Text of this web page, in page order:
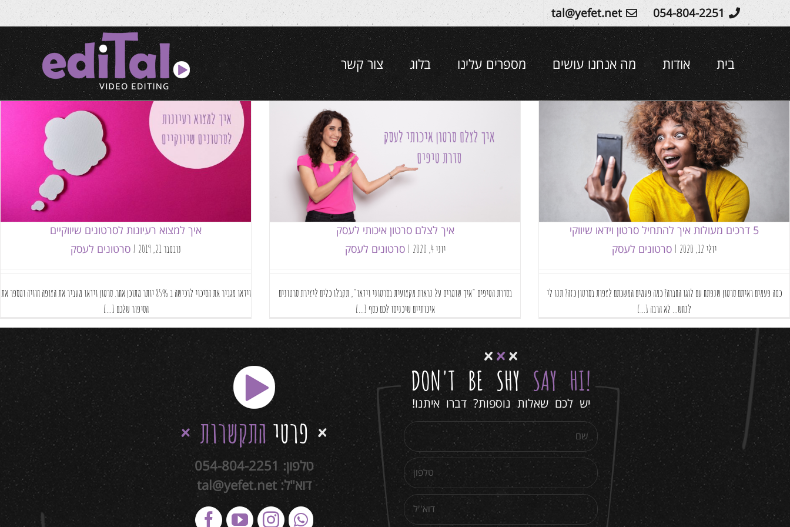
Skip
to
content
054-804-2251
tal@yefet.net
בית אודות מה אנחנו עושים מספרים עלינו בלוג צור קשר
סרטונים לעסק
5 דרכים מעולות איך להתחיל סרטון וידאו שיווקי
יולי 12, 2020 | סרטונים לעסק
כמה פעמים ראיתם סרטון שנפתח עם לוגו החברה? כמה פעמים המשכתם לצפות בסרטון כזה? תנו לי
לנחש... לא הרבה [...]
איך לצלם סרטון איכותי לעסק
סרטונים לעסק
איך לצלם סרטון איכותי לעסק
יוני 4, 2020 | סרטונים לעסק
בסדרת הטיפים "איך שומרים על נראות מקצועית בסרטוני וידאו", תקבלו כלים ליצירת סרטונים
איכותיים שיכניסו לכם כסף [...]
איך למצוא רעיונות לסרטונים שיווקיים
סרטונים לעסק
איך למצוא רעיונות לסרטונים שיווקיים
נובמבר 21, 2019 | סרטונים לעסק
וידאו מגביר את הסיכוי לרכישה ב 85% יותר מתוכן אחר. סרטון וידאו מעביר את הצופה חוויה ומספר את
הסיפור שלכם [...]
!
DON'T BE SHY SAY HI
יש לכם שאלות נוספות? דברו איתנו!
פרטיהתקשרות
טלפון: 054-804-2251
דוא"ל:tal@yefet.net